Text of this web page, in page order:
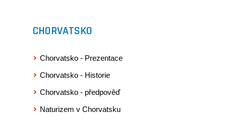
CHORVATSKO
Chorvatsko - Prezentace
Chorvatsko - Historie
Chorvatsko - předpověď
Naturizem v Chorvatsku